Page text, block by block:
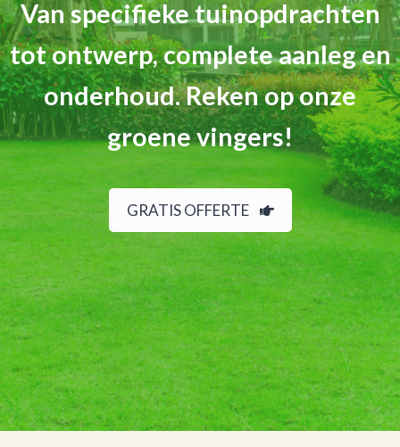
Van specifieke tuinopdrachten
tot ontwerp, complete aanleg en
onderhoud. Reken op onze
groene vingers!
GRATIS OFFERTE